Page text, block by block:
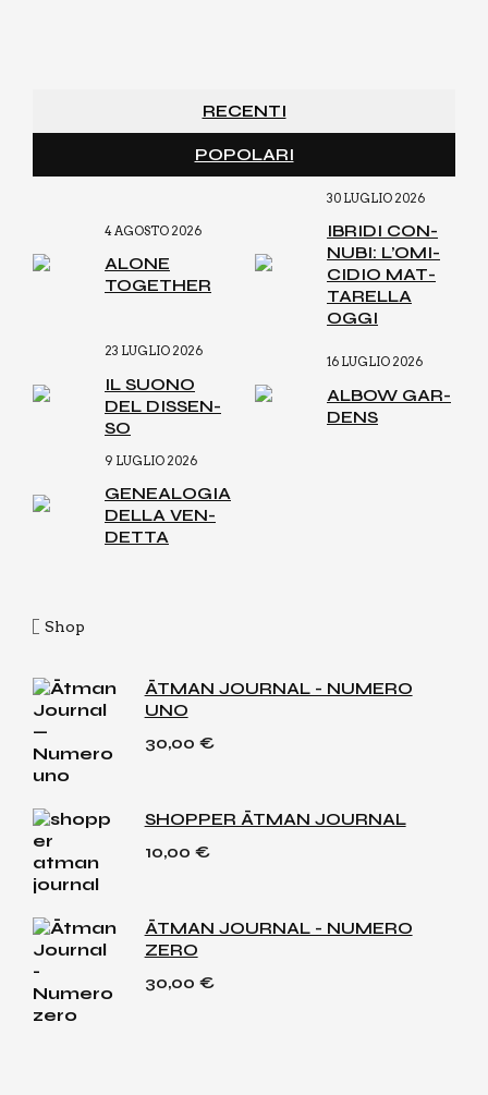
RECENTI
POPOLARI
4 AGOSTO 2026
ALO­NE
TOGE­THER
30 LUGLIO 2026
IBRI­DI CON­
NU­BI: L’O­MI­
CI­DIO MAT­
TA­REL­LA
OGGI
23 LUGLIO 2026
IL SUO­NO
DEL DIS­SEN­
SO
16 LUGLIO 2026
ALBOW GAR­
DENS
9 LUGLIO 2026
GENEA­LO­GIA
DEL­LA VEN­
DET­TA
Shop
ĀTMAN JOURNAL - NUMERO
UNO
30,00 €
SHOPPER ĀTMAN JOURNAL
10,00 €
ĀTMAN JOURNAL - NUMERO
ZERO
30,00 €